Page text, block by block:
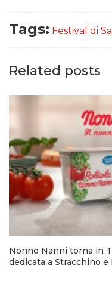
Tags: Festival di
Related posts
Nonno Nanni torna in
dedicata a Stracchino e